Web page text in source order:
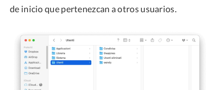
de inicio que pertenezcan a otros usuarios.